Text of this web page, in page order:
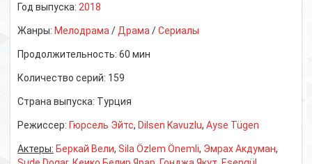
Год выпуска: 2018
Жанры: Мелодрама / Драма /Сериалы
Продолжительность: 60 мин
Количество серий: 159
Страна выпуска: Турция
Режиссер: Гюрсель Эйтс, Dilsen Kavuzlu, Ayse Tügen
Актеры: Беркай Вели, Sila Özlem Önemli, Эмрах Акдуман,